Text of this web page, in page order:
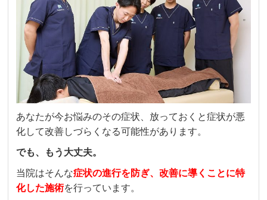
あなたが今お悩みのその症状、放っておくと症状が悪
化して改善しづらくなる可能性があります。
でも、もう大丈夫。
当院はそんな症状の進行を防ぎ、改善に導くことに特
化した施術を行っています。